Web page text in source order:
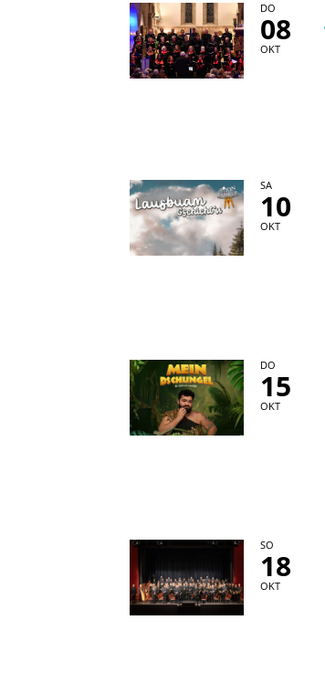
DO
08
OKT
SA
10
OKT
DO
15
OKT
SO
18
OKT